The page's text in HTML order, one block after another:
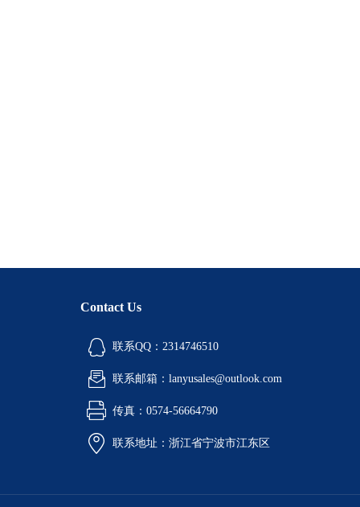
Contact Us
联系QQ：2314746510
联系邮箱：lanyusales@outlook.com
传真：0574-56664790
联系地址：浙江省宁波市江东区